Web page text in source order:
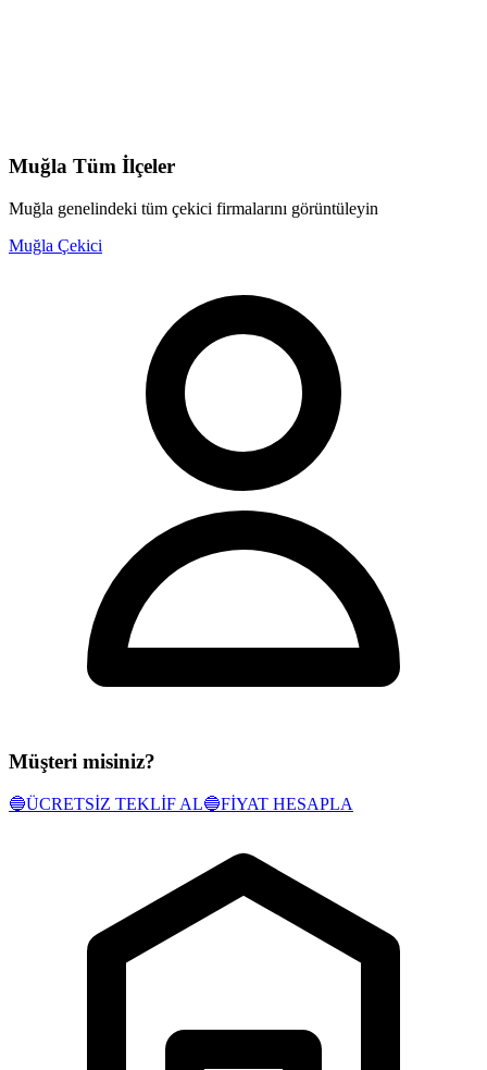
Muğla Tüm İlçeler
Muğla genelindeki tüm çekici firmalarını görüntüleyin
Muğla Çekici
Müşteri misiniz?
🔵ÜCRETSİZ TEKLİF AL🔵FİYAT HESAPLA